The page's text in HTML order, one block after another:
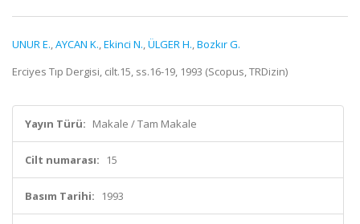
UNUR E.,AYCAN K.,Ekinci N.,ÜLGER H.,Bozkır G.
Erciyes Tıp Dergisi, cilt.15, ss.16-19, 1993 (Scopus, TRDizin)
Yayın Türü: Makale / Tam Makale
Cilt numarası: 15
Basım Tarihi: 1993